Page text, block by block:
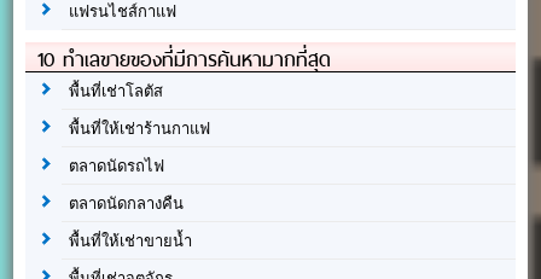
แฟรนไชส์กาแฟ
10 ทำเลขายของที่มีการค้นหามากที่สุด
พื้นที่เช่าโลตัส
พื้นที่ให้เช่าร้านกาแฟ
ตลาดนัดรถไฟ
ตลาดนัดกลางคืน
พื้นที่ให้เช่าขายน้ำ